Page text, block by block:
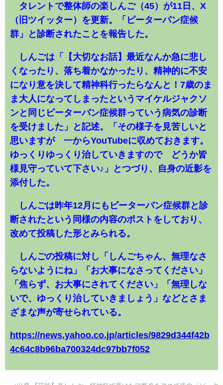
タレントで整体師の楽しんご（45）が11日、X
（旧ツイッター）を更新。「ピーターパン症候
群」と診断されたことを報告した。
しんごは「【大切なお話】最近なんか急に悲し
くなったり、落ち着かなかったり、精神的に不安
になり意を決して精神科行ったらなんと！7歳のま
ま大人になってしまったというマイケルジャクソ
ンと同じピーターパン症候群っていう病気の診断
を受けました」と記述。「その様子を見苦しいと
思いますが 一からYouTubeに収めておきます。
ゆっくりゆっくり治していきますので どうか皆
様見守っていて下さい♪」とつづり、自身の近影を
添付した。
しんごは昨年12月にもピーターパン症候群と診
断されたという同様の内容のポストをしており、
改めて投稿した形とみられる。
しんごの投稿に対し「しんごちゃん、無理なさ
らないようにね」「お大事になさってください」
「焦らず、お大事にされてください」「無理しな
いで、ゆっくり治していきましょう」などとさま
ざまな声が寄せられている。
https://news.yahoo.co.jp/articles/9829d344f42b
4c64c8b96ba700324dc97bb7f052